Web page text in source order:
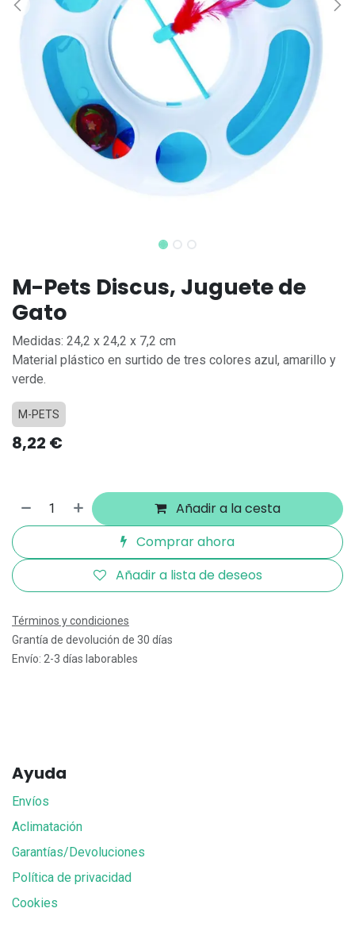
M-Pets Discus, Juguete de
Gato
Medidas: 24,2 x 24,2 x 7,2 cm
Material plástico en surtido de tres colores azul, amarillo y
verde.
M-PETS
8,22 €
Añadir a la cesta
Comprar ahora
Añadir a lista de deseos
Términos y condiciones
Grantía de devolución de 30 días
Envío: 2-3 días laborables
Ayuda
Envíos
Aclimatación
Garantías/Devoluciones
Política de privacidad
Cookies